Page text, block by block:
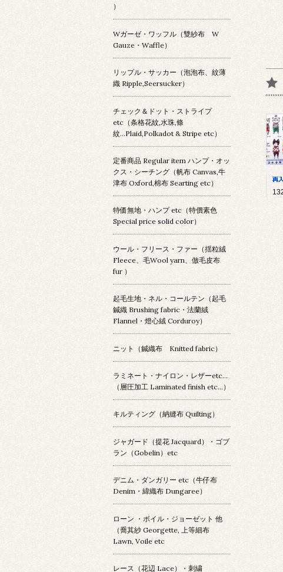
）
Wガーゼ・ワッフル（雙紗布 W
Gauze・Waffle）
リップル・サッカー（泡泡布、紋薄
織 Ripple,Seersucker）
チェック＆ドット・ストライプ
etc（条格花紋,水珠,條
紋...Plaid,Polkadot & Stripe etc）
定番商品 Regular item ハンプ・オッ
クス・シーチング（帆布 Canvas,牛
津布 Oxford,棉布 Searting etc）
特価無地・ハンプ etc（特價素色
Special price solid color）
ウール・フリース・ファー（揺粒絨
Fleece、毛Wool yarn、倣毛皮布
fur ）
起毛生地・ネル・コールテン（起毛
鍼織 Brushing fabric・法蘭絨
Flannel・燈心絨 Corduroy）
ニット（鍼織布 Knitted fabric）
ラミネート・ナイロン・レザーetc…
（層圧加工 Laminated finish etc…）
キルティング（納縫布 Quilting）
ジャガード（提花 Jacquard）・ゴブ
ラン（Gobelin）etc
デニム・ダンガリー etc（牛仔布
Denim・緯織布 Dungaree）
ローン ・ボイル・ジョーゼット 他
（喬其紗 Georgette, 上等細布
Lawn, Voile etc
レース（花辺 Lace）・刺繍